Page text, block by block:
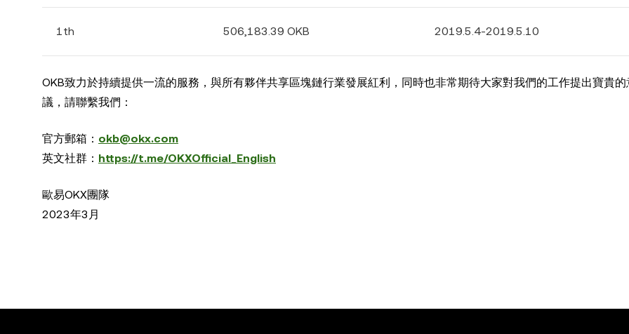
1th 506,183.39 OKB 2019.5.4-2019.5.10
OKB致力於持續提供一流的服務，與所有夥伴共享區塊鏈行業發展紅利，同時也非常期待大家對我們的工作提出寶貴
議，請聯繫我們：
官方郵箱： okb@okx.com
英文社群： https://t.me/OKXOfficial_English
歐易OKX團隊
2023年3月